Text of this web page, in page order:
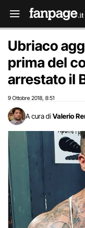
Ubriaco
prima del
arrestato il
9 Ottobre 2018 8:51
A cura di Valerio